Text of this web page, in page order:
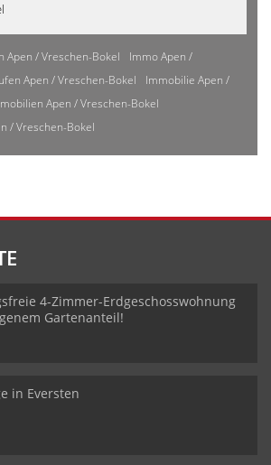
/ Vreschen-Bokel
Immo Apen /
Apen / Vreschen-Bokel
Immobilie Apen /
Apen / Vreschen-Bokel
/ Vreschen-Bokel
4-Zimmer-Erdgeschosswohnung
Gartenanteil!
in Eversten